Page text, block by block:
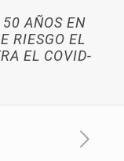
AÑOS EN
RIESGO EL
EL COVID-